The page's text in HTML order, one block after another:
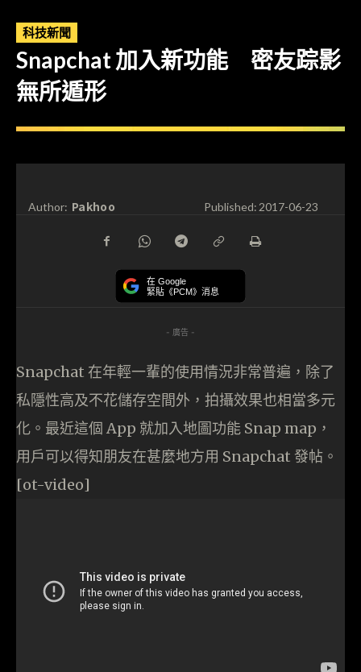
科技新聞
Snapchat 加入新功能 密友踪影
無所遁形
Author: Pakhoo Published:2017-06-23
在 Google
緊貼《PCM》消息
- 廣告 -
Snapchat 在年輕一輩的使用情況非常普遍，除了
私隱性高及不花儲存空間外，拍攝效果也相當多元
化。最近這個 App 就加入地圖功能 Snap map，
用戶可以得知朋友在甚麼地方用 Snapchat 發帖。
[ot-video]